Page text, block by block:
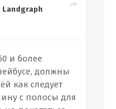
Landgraph
и более
должны
как следует
с полосы для